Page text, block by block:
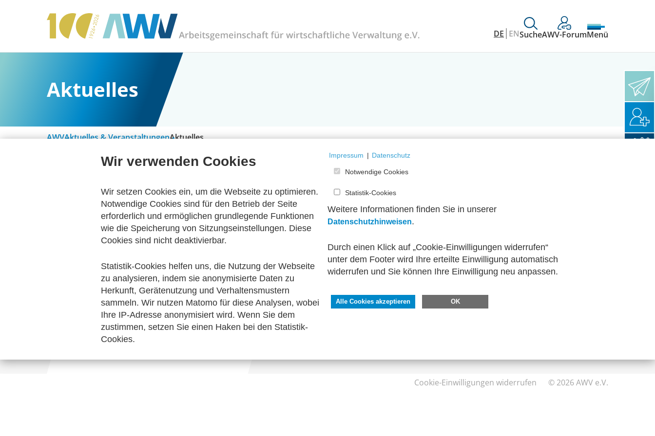
DE ENSucheAWV-ForumMenü
Aktuelles
AWVAktuelles & VeranstaltungenAktuelles
Alle Kategorien
Rechnungslegung & Steuern Informationswirtschaft Technische Standards
SERVICE
Kontakt
Impressum
Datenschutzhinweise
DIREKT ZU
FeRD
Cookie-Einwilligungen widerrufen © 2026 AWV e.V.
Wir verwenden Cookies
Wir setzen Cookies ein, um die Webseite zu optimieren.
Notwendige Cookies sind für den Betrieb der Seite
erforderlich und ermöglichen grundlegende Funktionen
wie die Speicherung von Sitzungseinstellungen. Diese
Cookies sind nicht deaktivierbar.
Statistik-Cookies helfen uns, die Nutzung der Webseite
zu analysieren, indem sie anonymisierte Daten zu
Herkunft, Gerätenutzung und Verhaltensmustern
sammeln. Wir nutzen Matomo für diese Analysen, wobei
Ihre IP-Adresse anonymisiert wird. Wenn Sie dem
zustimmen, setzen Sie einen Haken bei den Statistik-
Cookies.
Impressum | Datenschutz
Notwendige Cookies
Statistik-Cookies
Weitere Informationen finden Sie in unserer
Datenschutzhinweisen.
Durch einen Klick auf „Cookie-Einwilligungen widerrufen“
unter dem Footer wird Ihre erteilte Einwilligung automatisch
widerrufen und Sie können Ihre Einwilligung neu anpassen.
Alle Cookies akzeptieren OK